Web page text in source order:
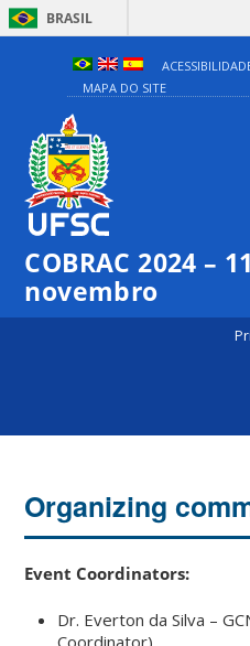
BRASIL
MAPA DO SITE
COBRAC 2024 –
novembro
Organizing
Event Coordinators:
Dr. Everton da Silva –
Coordinator)